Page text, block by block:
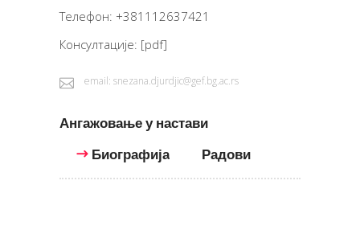
Телефон: +381112637421
Консултације: [pdf]
email: snezana.djurdjic@gef.bg.ac.rs
Ангажовање у настави
Биографија
Радови